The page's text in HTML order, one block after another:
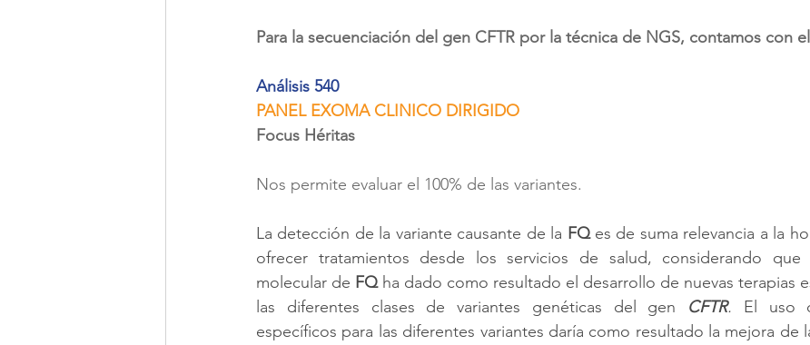
Para la secuenciación del gen CFTR por la técnica de NGS, contamos con
Análisis 540
PANEL EXOMA CLINICO DIRIGIDO
Focus Héritas
Nos permite evaluar el 100% de las variantes.
La detección de la variante causante de la FQ es de suma relevancia a la
ofrecer tratamientos desde los servicios de salud, considerando que
molecular de FQ ha dado como resultado el desarrollo de nuevas terapias
las diferentes clases de variantes genéticas del gen CFTR. El uso
específicos para las diferentes variantes daría como resultado la mejora de